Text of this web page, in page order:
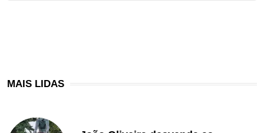
MAIS LIDAS